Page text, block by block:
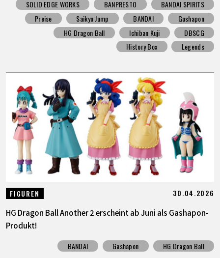
SOLID EDGE WORKS BANPRESTO
BANDAI SPIRITS
Preise
Saikyo Jump BANDAI
Gashapon
HG Dragon Ball
Ichiban Kuji
DBSCG
History Box
Legends
FIGUREN 30.04.2026
HG Dragon Ball Another 2 erscheint ab Juni als Gashapon-
Produkt!
BANDAI Gashapon HG Dragon Ball